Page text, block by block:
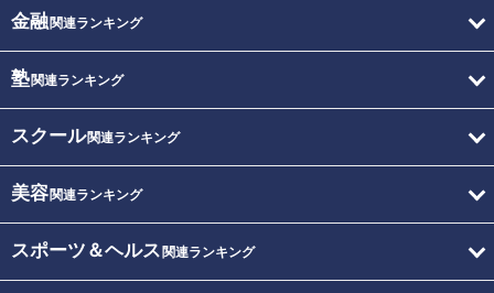
金融関連ランキング
塾関連ランキング
スクール関連ランキング
美容関連ランキング
スポーツ＆ヘルス 関連ランキング